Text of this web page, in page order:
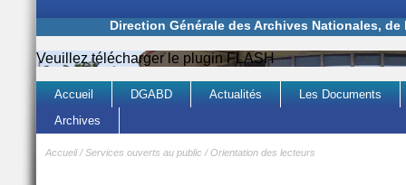
Direction Générale des Archives Nationales,
Veuillez télécharger le plugin FLASH
Accueil DGABD Actualités
Les Documents
Archives
Accueil /Services ouverts au public /Orientation des lecteurs